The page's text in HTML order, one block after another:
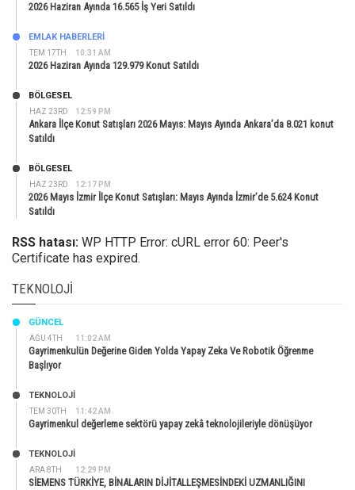
2026 Haziran Ayında 16.565 İş Yeri Satıldı
TEM 17TH 10:31 AM
EMLAK HABERLERI
2026 Haziran Ayında 129.979 Konut Satıldı
HAZ 23RD 12:59 PM
BÖLGESEL
Ankara İlçe Konut Satışları 2026 Mayıs: Mayıs Ayında Ankara’da 8.021 konut
Satıldı
HAZ 23RD 12:17 PM
BÖLGESEL
2026 Mayıs İzmir İlçe Konut Satışları: Mayıs Ayında İzmir’de 5.624 Konut
Satıldı
RSS hatası: WP HTTP Error: cURL error 60: Peer's
Certificate has expired.
TEKNOLOJI
AĞU 4TH 11:02 AM
GÜNCEL
Gayrimenkulün Değerine Giden Yolda Yapay Zeka Ve Robotik Öğrenme
Başlıyor
TEM 30TH 11:42 AM
TEKNOLOJİ
Gayrimenkul değerleme sektörü yapay zekâ teknolojileriyle dönüşüyor
ARA 8TH 12:29 PM
TEKNOLOJİ
SİEMENS TÜRKİYE, BİNALARIN DİJİTALLEŞMESİNDEKİ UZMANLIĞINI